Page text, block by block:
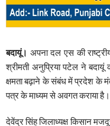
बदायूं। अपना दल एस की
श्रीमती अनुप्रिया पटेल ने बदायूं
क्षमता बढ़ाने के संबंध में प्रदेश के
पत्र के माध्यम से अवगत कराया है।
देवेंद्र सिंह जिलाध्यक्ष किसान